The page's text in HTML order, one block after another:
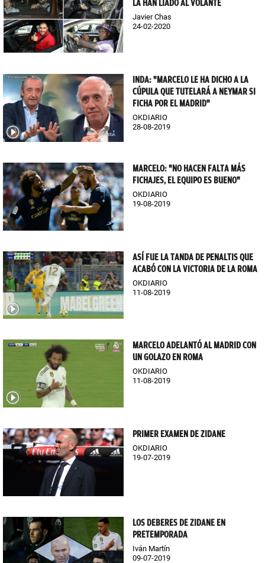
LA HAN LIADO AL VOLANTE
Javier Chas
24-02-2020
INDA: "MARCELO LE HA DICHO A LA
CÚPULA QUE TUTELARÁ A NEYMAR SI
FICHA POR EL MADRID"
OKDIARIO
28-08-2019
MARCELO: "NO HACEN FALTA MÁS
FICHAJES, EL EQUIPO ES BUENO"
OKDIARIO
19-08-2019
ASÍ FUE LA TANDA DE PENALTIS QUE
ACABÓ CON LA VICTORIA DE LA ROMA
OKDIARIO
11-08-2019
MARCELO ADELANTÓ AL MADRID CON
UN GOLAZO EN ROMA
OKDIARIO
11-08-2019
PRIMER EXAMEN DE ZIDANE
OKDIARIO
19-07-2019
LOS DEBERES DE ZIDANE EN
PRETEMPORADA
Iván Martín
09-07-2019